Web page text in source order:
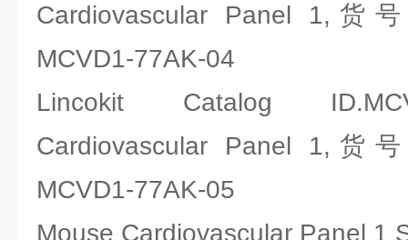
Cardiovascular Panel 1,货
MCVD1-77AK-04
Lincokit Catalog
Cardiovascular Panel 1,货
MCVD1-77AK-05
Mouse Cardiovascular Panel 1